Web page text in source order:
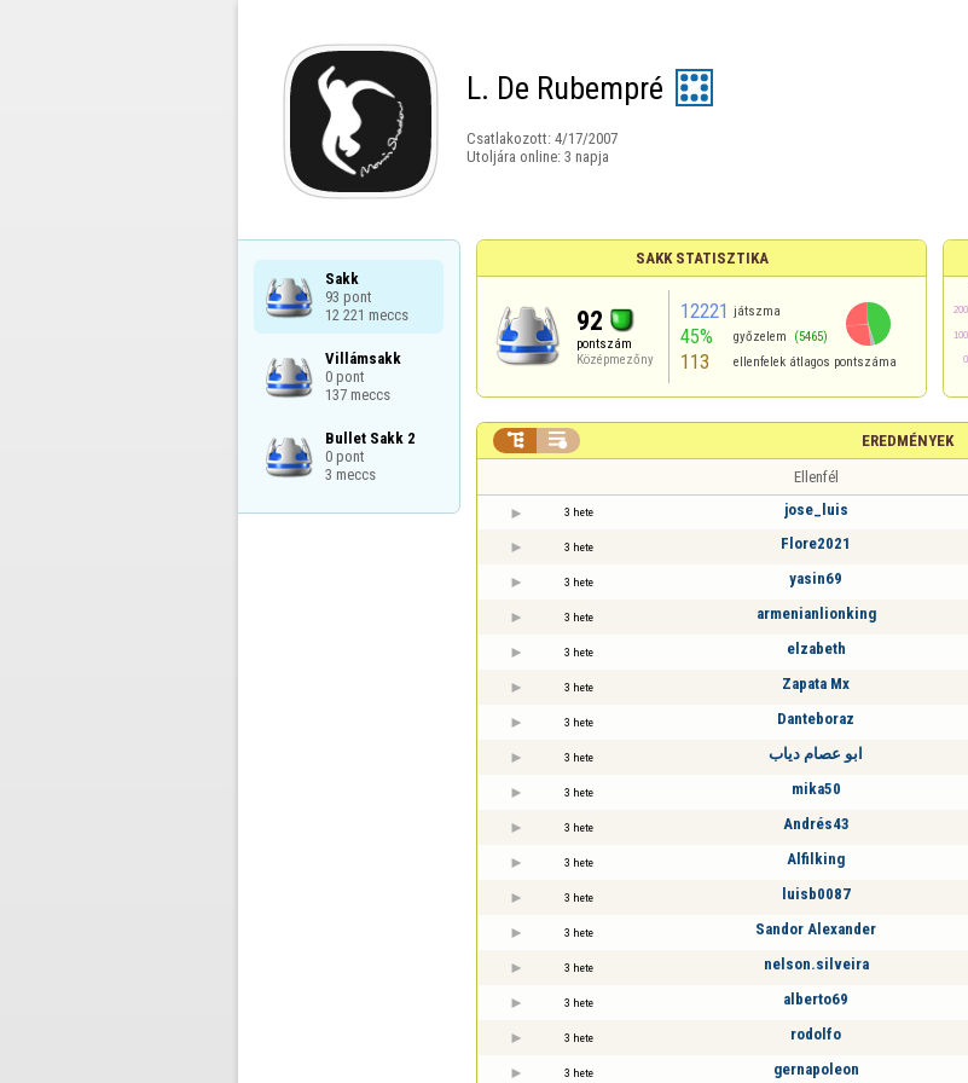
L. De Rubempré
Csatlakozott: 4/17/2007
Utoljára online: 3 napja
Sakk
93 pont
12 221 meccs
Villámsakk
0 pont
137 meccs
Bullet Sakk 2
0 pont
3 meccs
SAKK STATISZTIKA
92
pontszám
Középmezőny
12221 játszma
45% győzelem (5465)
113 ellenfelek átlagos pontszáma
EREDMÉNYEK
 
Ellenfél
3 hete jose_luis
3 hete Flore2021
3 hete yasin69
3 hete armenianlionking
3 hete elzabeth
3 hete Zapata Mx
3 hete Danteboraz
3 hete ابو عصام دياب
3 hete mika50
3 hete Andrés43
3 hete Alfilking
3 hete luisb0087
3 hete Sandor Alexander
3 hete nelson.silveira
3 hete alberto69
3 hete rodolfo
3 hete gernapoleon